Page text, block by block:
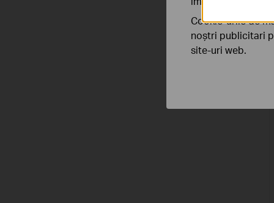
Cookie-urile de
noștri publicitari
site-uri web.